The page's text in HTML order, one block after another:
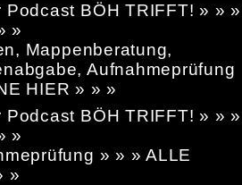
BÖH TRIFFT! » » »
»
Mappenberatung,
Aufnahmeprüfung
HIER » » »
BÖH TRIFFT! » » »
»
» » » ALLE
»